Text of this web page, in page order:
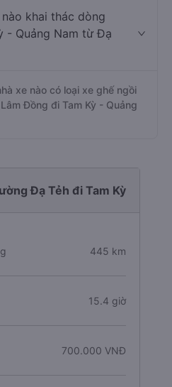
khai thác dòng
- Quảng Nam từ Đạ
xe nào có loại xe ghế ngồi
Đồng đi Tam Kỳ - Quảng
Đạ Tẻh đi Tam Kỳ
445 km
15.4 giờ
700.000 VNĐ